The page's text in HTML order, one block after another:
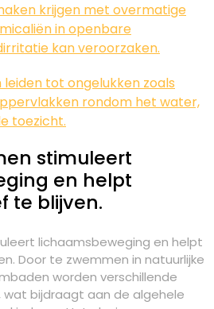
krijgen met overmatige
in openbare
kan veroorzaken.
tot ongelukken zoals
rondom het water,
toezicht.
stimuleert
en helpt
te blijven.
lichaamsbeweging en helpt
Door te zwemmen in natuurlijke
worden verschillende
wat bijdraagt aan de algehele